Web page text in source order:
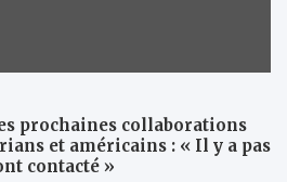
prochaines collaborations
et américains : « Il y a pas
contacté »